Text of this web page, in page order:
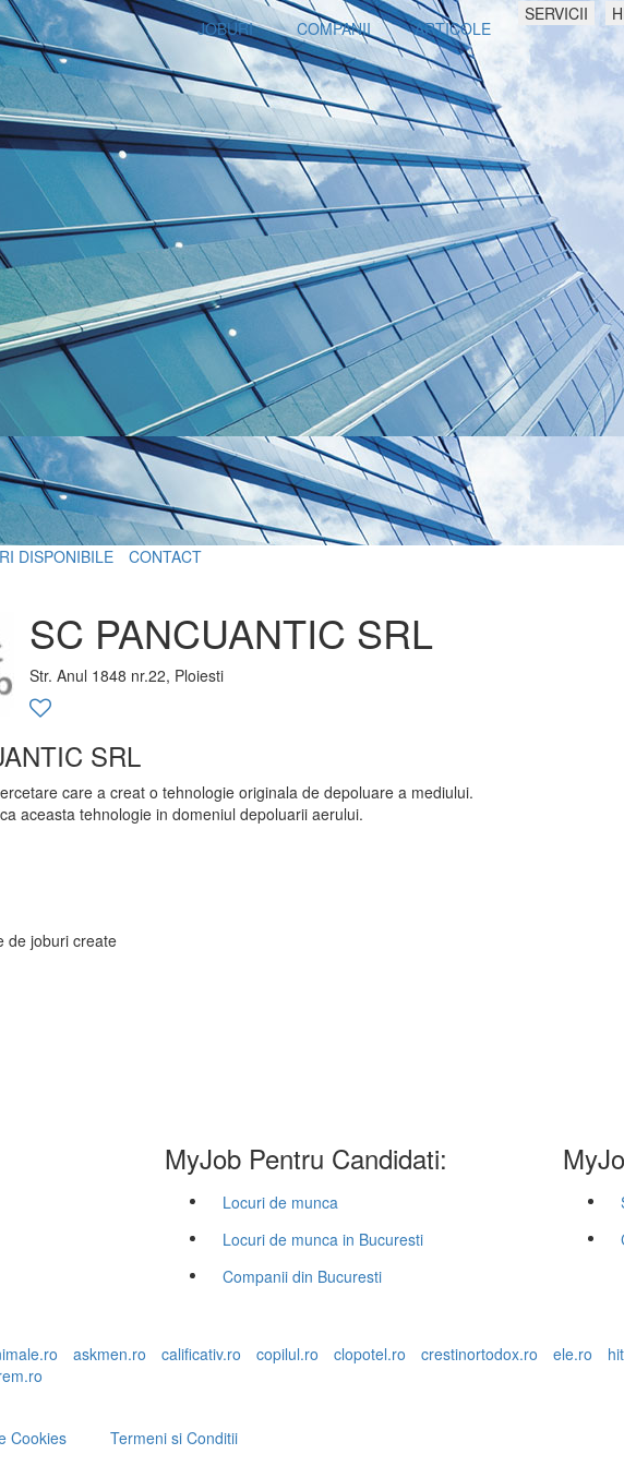
JOBURI COMPANII ARTICOLE
SERVICII
DISPONIBILE CONTACT
SC PANCUANTIC SRL
Str. Anul 1848 nr.22, Ploiesti
SRL
care a creat o tehnologie originala de depoluare a mediului.
aceasta tehnologie in domeniul depoluarii aerului.
de joburi create
MyJob Pentru Candidati:
Locuri de munca
Locuri de munca in Bucuresti
Companii din Bucuresti
askmen.ro calificativ.ro copilul.ro clopotel.ro crestinortodox.ro ele.ro
Cookies Termeni si Conditii